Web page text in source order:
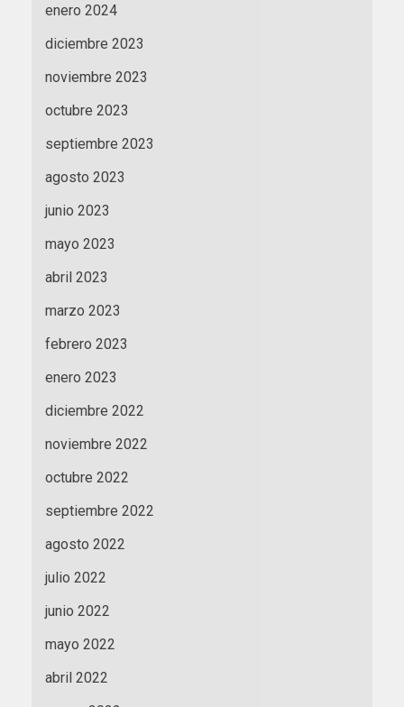
enero 2024
diciembre 2023
noviembre 2023
octubre 2023
septiembre 2023
agosto 2023
junio 2023
mayo 2023
abril 2023
marzo 2023
febrero 2023
enero 2023
diciembre 2022
noviembre 2022
octubre 2022
septiembre 2022
agosto 2022
julio 2022
junio 2022
mayo 2022
abril 2022